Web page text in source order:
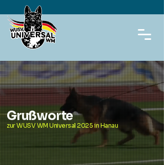
Grußworte
zur WUSV WM Universal 2025 in Hanau